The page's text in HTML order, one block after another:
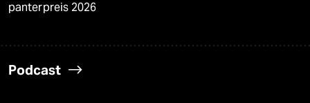
panterpreis 2026
Podcast